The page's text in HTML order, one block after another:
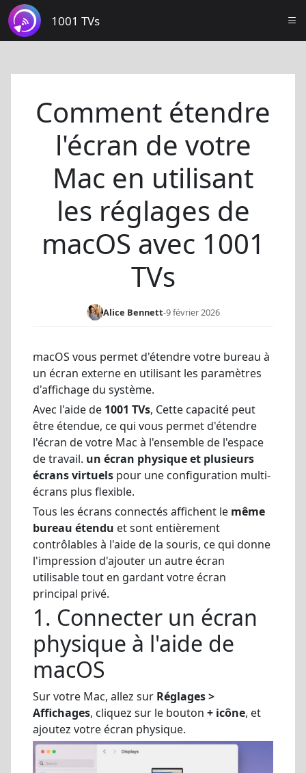
1001 TVs
Comment étendre
l'écran de votre
Mac en utilisant
les réglages de
macOS avec 1001
TVs
Alice Bennett-9 février 2026
macOS vous permet d'étendre votre bureau à
un écran externe en utilisant les paramètres
d'affichage du système.
Avec l'aide de 1001 TVs, Cette capacité peut
être étendue, ce qui vous permet d'étendre
l'écran de votre Mac à l'ensemble de l'espace
de travail. un écran physique et plusieurs
écrans virtuels pour une configuration multi-
écrans plus flexible.
Tous les écrans connectés affichent le même
bureau étendu et sont entièrement
contrôlables à l'aide de la souris, ce qui donne
l'impression d'ajouter un autre écran
utilisable tout en gardant votre écran
principal privé.
1. Connecter un écran
physique à l'aide de
macOS
Sur votre Mac, allez sur Réglages >
Affichages, cliquez sur le bouton + icône, et
ajoutez votre écran physique.